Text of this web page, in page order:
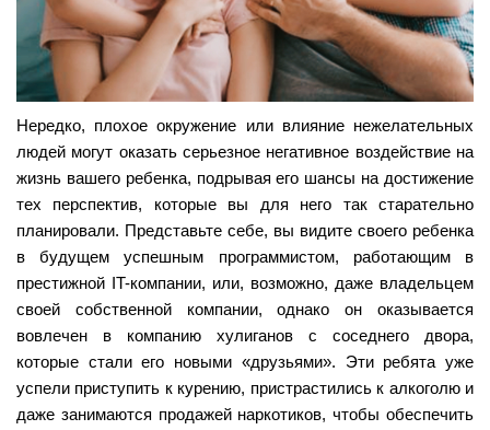
Нередко, плохое окружение или влияние нежелательных
людей могут оказать серьезное негативное воздействие на
жизнь вашего ребенка, подрывая его шансы на достижение
тех перспектив, которые вы для него так старательно
планировали. Представьте себе, вы видите своего ребенка
в будущем успешным программистом, работающим в
престижной IT-компании, или, возможно, даже владельцем
своей собственной компании, однако он оказывается
вовлечен в компанию хулиганов с соседнего двора,
которые стали его новыми «друзьями». Эти ребята уже
успели приступить к курению, пристрастились к алкоголю и
даже занимаются продажей наркотиков, чтобы обеспечить